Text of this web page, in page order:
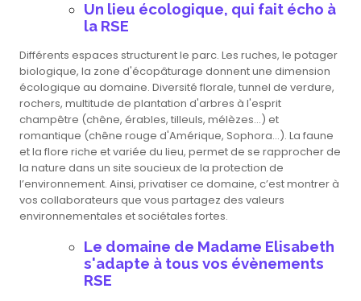
Un lieu écologique, qui fait écho à
la RSE
Différents espaces structurent le parc. Les ruches, le potager
biologique, la zone d'écopâturage donnent une dimension
écologique au domaine. Diversité florale, tunnel de verdure,
rochers, multitude de plantation d'arbres à l'esprit
champêtre (chêne, érables, tilleuls, mélèzes...) et
romantique (chêne rouge d'Amérique, Sophora...). La faune
et la flore riche et variée du lieu, permet de se rapprocher de
la nature dans un site soucieux de la protection de
l’environnement. Ainsi, privatiser ce domaine, c’est montrer à
vos collaborateurs que vous partagez des valeurs
environnementales et sociétales fortes.
Le domaine de Madame Elisabeth
s'adapte à tous vos évènements
RSE